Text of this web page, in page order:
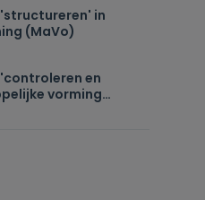
in
(MaVo)
en
vorming